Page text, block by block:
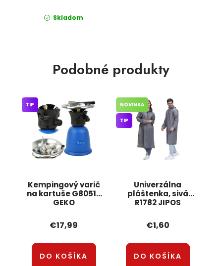
Skladom
Podobné produkty
Kempingový varič
na kartuše G80517
GEKO
TIP
€17,99
DO KOŠÍKA
Univerzálna
pláštenka, sivá
R1782 JIPOS
NOVINKA
TIP
€1,60
DO KOŠÍKA